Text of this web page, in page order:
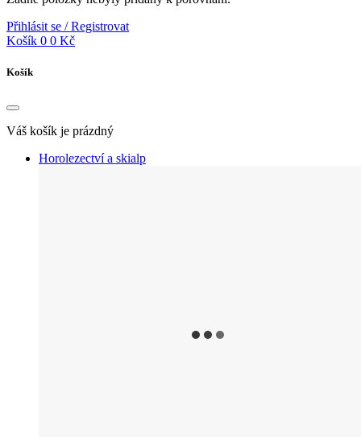
Přihlásit se / Registrovat
Košík 0 0 Kč
Košík
Váš košík je prázdný
Horolezectví a skialp